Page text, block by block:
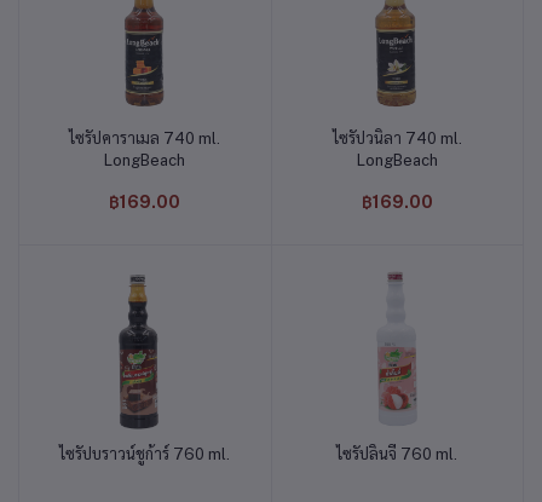
หยิบใส่ตะกร้า
ไซรัปคาราเมล 740 ml.
LongBeach
฿169.00
หยิบใส่ตะกร้า
ไซรัปวนิลา 740 ml.
LongBeach
฿169.00
หยิบใส่ตะกร้า
ไซรัปบราวน์ชูก้าร์ 760 ml. หยิบใส่ตะกร้า
ไซรัปลิ้นจี่ 760 ml.